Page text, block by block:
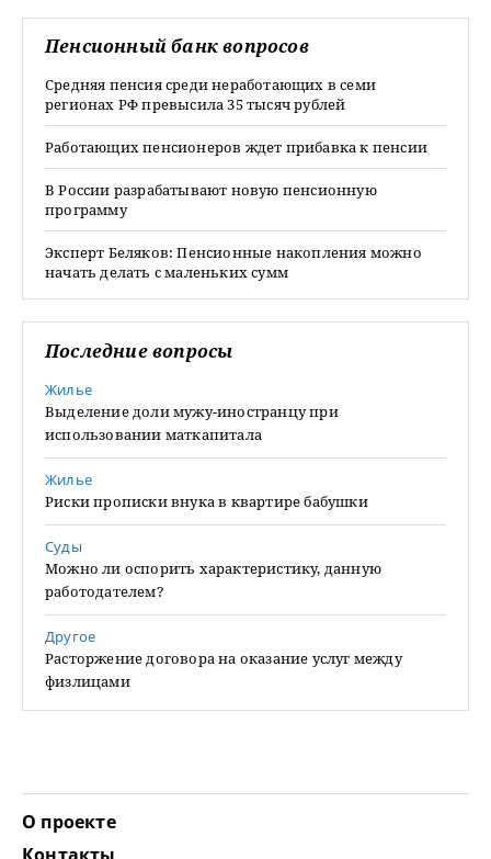
Пенсионный банк вопросов
Средняя пенсия среди неработающих в семи
регионах РФ превысила 35 тысяч рублей
Работающих пенсионеров ждет прибавка к пенсии
В России разрабатывают новую пенсионную
программу
Эксперт Беляков: Пенсионные накопления можно
начать делать с маленьких сумм
Последние вопросы
Жилье
Выделение доли мужу-иностранцу при
использовании маткапитала
Жилье
Риски прописки внука в квартире бабушки
Суды
Можно ли оспорить характеристику, данную
работодателем?
Другое
Расторжение договора на оказание услуг между
физлицами
О проекте